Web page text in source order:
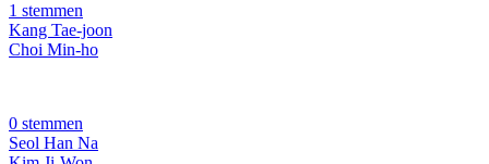
1 stemmen
Kang Tae-joon
Choi Min-ho
0 stemmen
Seol Han Na